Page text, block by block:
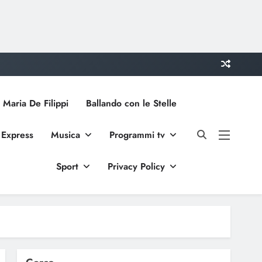
De Filippi Ballando con le Stelle
Musica Programmi tv
Sport Privacy Policy